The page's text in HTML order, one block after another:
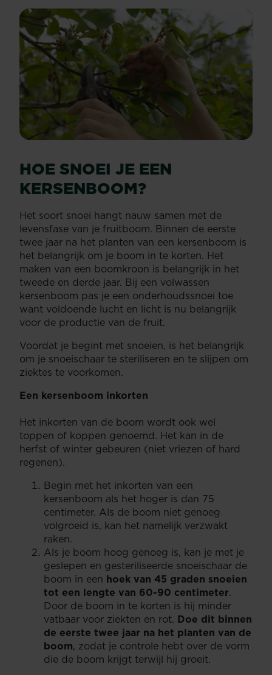
HOE SNOEI JE EEN
KERSENBOOM?
Het soort snoei hangt nauw samen met de
levensfase van je fruitboom. Binnen de eerste
twee jaar na het planten van een kersenboom is
het belangrijk om je boom in te korten. Het
maken van een boomkroon is belangrijk in het
tweede en derde jaar. Bij een volwassen
kersenboom pas je een onderhoudssnoei toe
want voldoende lucht en licht is nu belangrijk
voor de productie van de fruit.
Voordat je begint met snoeien, is het belangrijk
om je snoeischaar te steriliseren en te slijpen om
ziektes te voorkomen.
Een kersenboom inkorten
Het inkorten van de boom wordt ook wel
toppen of koppen genoemd. Het kan in de
herfst of winter gebeuren (niet vriezen of hard
regenen).
Begin met het inkorten van een
kersenboom als het hoger is dan 75
centimeter. Als de boom niet genoeg
volgroeid is, kan het namelijk verzwakt
raken.
Als je boom hoog genoeg is, kan je met je
geslepen en gesteriliseerde snoeischaar de
boom in een hoek van 45 graden snoeien
tot een lengte van 60-90 centimeter.
Door de boom in te korten is hij minder
vatbaar voor ziekten en rot. Doe dit binnen
de eerste twee jaar na het planten van de
boom, zodat je controle hebt over de vorm
die de boom krijgt terwijl hij groeit.